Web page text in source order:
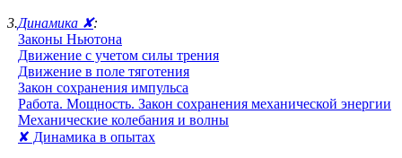
3.Динамика ✘:
Законы Ньютона
Движение с учетом силы трения
Движение в поле тяготения
Закон сохранения импульса
Работа. Мощность. Закон сохранения механической энергии
Механические колебания и волны
✘ Динамика в опытах